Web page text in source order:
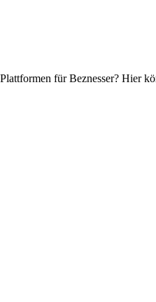
für Beznesser? Hier